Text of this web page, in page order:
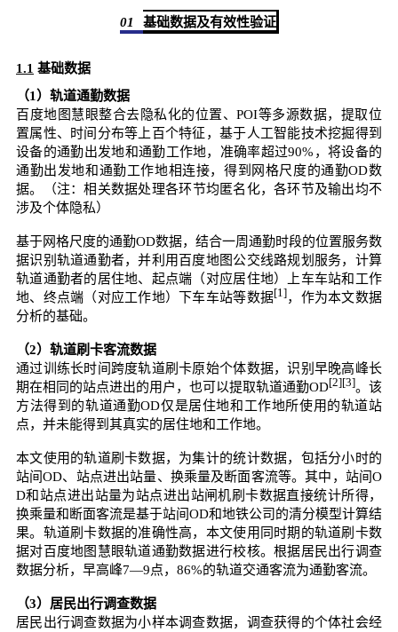
01 基础数据及有效性验证
1.1 基础数据
（1）轨道通勤数据
百度地图慧眼整合去隐私化的位置、POI等多源数据，提取位
置属性、时间分布等上百个特征，基于人工智能技术挖掘得到
设备的通勤出发地和通勤工作地，准确率超过90%，将设备的
通勤出发地和通勤工作地相连接，得到网格尺度的通勤OD数
据。
（注：相关数据处理各环节均匿名化，各环节及输出均不
涉及个体隐私）
基于网格尺度的通勤OD数据，结合一周通勤时段的位置服务数
据识别轨道通勤者，并利用百度地图公交线路规划服务，计算
轨道通勤者的居住地、起点端（对应居住地）上车车站和工作
地、终点端（对应工作地）下车车站等数据[1]，作为本文数据
分析的基础。
（2）轨道刷卡客流数据
通过训练长时间跨度轨道刷卡原始个体数据，识别早晚高峰长
期在相同的站点进出的用户，也可以提取轨道通勤OD[2][3]。该
方法得到的轨道通勤OD仅是居住地和工作地所使用的轨道站
点，并未能得到其真实的居住地和工作地。
本文使用的轨道刷卡数据，为集计的统计数据，包括分小时的
站间OD、站点进出站量、换乘量及断面客流等。其中，站间O
D和站点进出站量为站点进出站闸机刷卡数据直接统计所得，
换乘量和断面客流是基于站间OD和地铁公司的清分模型计算结
果。轨道刷卡数据的准确性高，本文使用同时期的轨道刷卡数
据对百度地图慧眼轨道通勤数据进行校核。根据居民出行调查
数据分析，早高峰7—9点，86%的轨道交通客流为通勤客流。
（3）居民出行调查数据
居民出行调查数据为小样本调查数据，调查获得的个体社会经